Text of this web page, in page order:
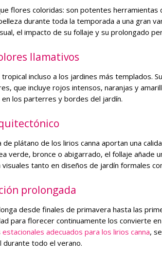
flores coloridas: son potentes herramientas
durante toda la temporada a una gran
el impacto de su follaje y su prolongado
llamativos
incluso a los jardines más templados.
que incluye rojos intensos, naranjas y
los parterres y bordes del jardín.
de plátano de los lirios canna aportan una
verde, bronce o abigarrado, el follaje añade
tanto en diseños de jardín formales
prolongada
desde finales de primavera hasta las
para florecer continuamente los convierte
estacionales adecuados para los lirios canna,
durante todo el verano.